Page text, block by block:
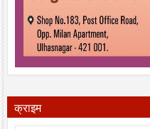
क्राइम